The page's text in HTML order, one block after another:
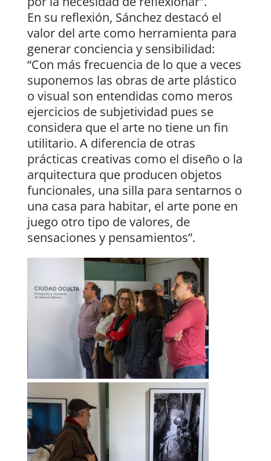
En su reflexión, Sánchez destacó el
valor del arte como herramienta para
generar conciencia y sensibilidad:
“Con más frecuencia de lo que a veces
suponemos las obras de arte plástico
o visual son entendidas como meros
ejercicios de subjetividad pues se
considera que el arte no tiene un fin
utilitario. A diferencia de otras
prácticas creativas como el diseño o la
arquitectura que producen objetos
funcionales, una silla para sentarnos o
una casa para habitar, el arte pone en
juego otro tipo de valores, de
sensaciones y pensamientos”.